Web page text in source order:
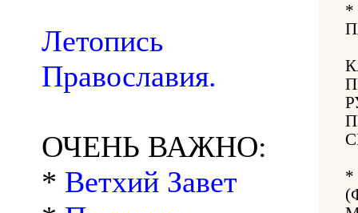
Летопись
Православия.
ОЧЕНЬ ВАЖНО:
* Ветхий Завет
*
*